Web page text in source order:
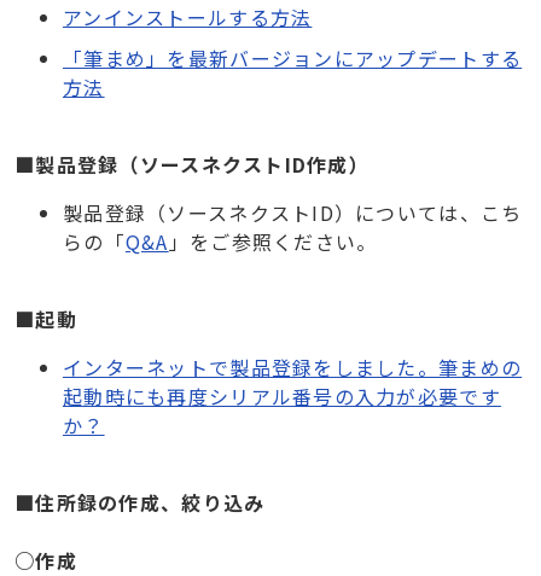
アンインストールする方法
「筆まめ」を最新バージョンにアップデートする
方法
■製品登録（ソースネクストID作成）
製品登録（ソースネクストID）については、こち
らの「Q&A 」をご参照ください。
■起動
インターネットで製品登録をしました。筆まめの
起動時にも再度シリアル番号の入力が必要です
か？
■住所録の作成、絞り込み
○作成